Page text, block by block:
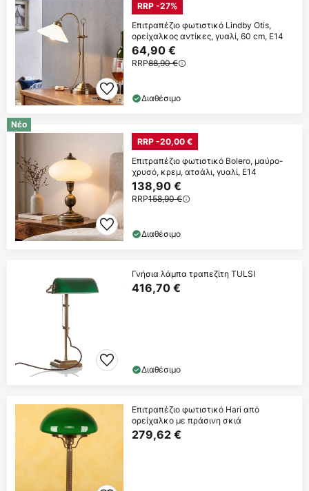
RRP -27%
Επιτραπέζιο φωτιστικό Lindby Otis,
ορείχαλκος αντίκες, γυαλί, 60 cm, E14
64,90 €
RRP88,90 €
Διαθέσιμο
Νέο
RRP -20,00 €
Επιτραπέζιο φωτιστικό Bolero, μαύρο-
χρυσό, κρεμ, ατσάλι, γυαλί, E14
138,90 €
RRP158,90 €
Διαθέσιμο
Γνήσια λάμπα τραπεζίτη TULSI
416,70 €
Διαθέσιμο
Επιτραπέζιο φωτιστικό Hari από
ορείχαλκο με πράσινη σκιά
279,62 €